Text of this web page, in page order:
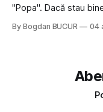
"Popa". Dacă stau
Dexonline spune de
By Bogdan BUCUR 04